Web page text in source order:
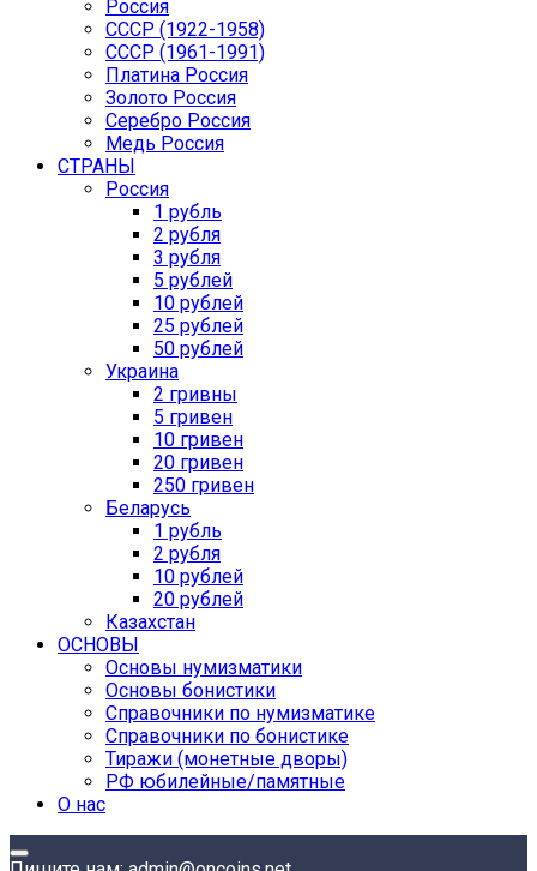
Россия
СССР (1922-1958)
CCCР (1961-1991)
Платина Россия
Золото Россия
Серебро Россия
Медь Россия
СТРАНЫ
Россия
1 рубль
2 рубля
3 рубля
5 рублей
10 рублей
25 рублей
50 рублей
Украина
2 гривны
5 гривен
10 гривен
20 гривен
250 гривен
Беларусь
1 рубль
2 рубля
10 рублей
20 рублей
Казахстан
ОСНОВЫ
Основы нумизматики
Основы бонистики
Справочники по нумизматике
Справочники по бонистике
Тиражи (монетные дворы)
РФ юбилейные/памятные
О нас